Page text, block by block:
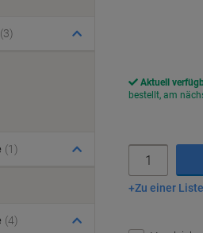
Aktuell
bestellt, am
In
Zu einer Liste
(3)
(1)
(4)